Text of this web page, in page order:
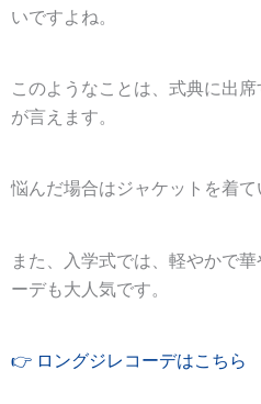
いですよね。
このようなことは、式典に出
が言えます。
悩んだ場合はジャケットを着て
また、入学式では、軽やかで
ーデも大人気です。
👉 ロングジレコーデはこちら